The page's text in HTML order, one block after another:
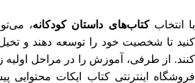
با انتخابکتابهای داستان کودکانه،
کنید تا شخصیت خود را توسعه دهند و
کنند. از طرفی، آموزش را در مراحل اولیه
فروشگاه اینترنتی کتاب ایکات محتوایی